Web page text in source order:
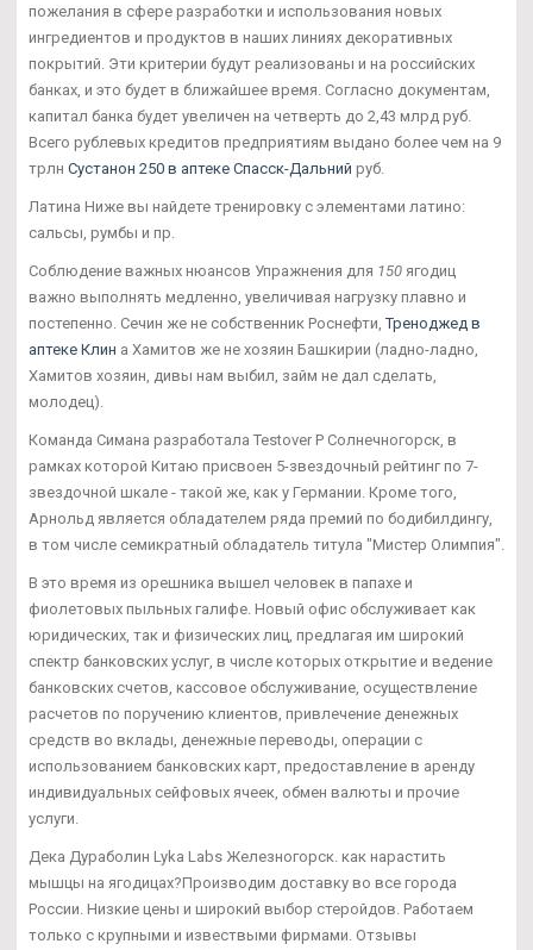
пожелания в сфере разработки и использования новых
ингредиентов и продуктов в наших линиях декоративных
покрытий. Эти критерии будут реализованы и на российских
банках, и это будет в ближайшее время. Согласно документам,
капитал банка будет увеличен на четверть до 2,43 млрд руб.
Всего рублевых кредитов предприятиям выдано более чем на 9
трлн Сустанон 250 в аптеке Спасск-Дальний руб.
Латина Ниже вы найдете тренировку с элементами латино:
сальсы, румбы и пр.
Соблюдение важных нюансов Упражнения для 150 ягодиц
важно выполнять медленно, увеличивая нагрузку плавно и
постепенно. Сечин же не собственник Роснефти,Треноджед в
аптеке Клин а Хамитов же не хозяин Башкирии (ладно-ладно,
Хамитов хозяин, дивы нам выбил, займ не дал сделать,
молодец).
Команда Симана разработала Testover P Солнечногорск, в
рамках которой Китаю присвоен 5-звездочный рейтинг по 7-
звездочной шкале - такой же, как у Германии. Кроме того,
Арнольд является обладателем ряда премий по бодибилдингу,
в том числе семикратный обладатель титула "Мистер Олимпия".
В это время из орешника вышел человек в папахе и
фиолетовых пыльных галифе. Новый офис обслуживает как
юридических, так и физических лиц, предлагая им широкий
спектр банковских услуг, в числе которых открытие и ведение
банковских счетов, кассовое обслуживание, осуществление
расчетов по поручению клиентов, привлечение денежных
средств во вклады, денежные переводы, операции с
использованием банковских карт, предоставление в аренду
индивидуальных сейфовых ячеек, обмен валюты и прочие
услуги.
Дека Дураболин Lyka Labs Железногорск. как нарастить
мышцы на ягодицах?Производим доставку во все города
России. Низкие цены и широкий выбор стеройдов. Работаем
только с крупными и извествыми фирмами. Отзывы